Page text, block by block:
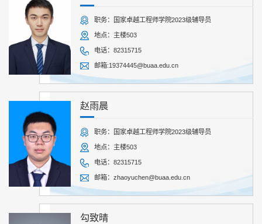
职务：国家卓越工程师学院2023级辅导员
地点：主楼503
电话：82315715
邮箱:19374445@buaa.edu.cn
赵雨晨
职务：国家卓越工程师学院2023级辅导员
地点：主楼503
电话：82315715
邮箱：zhaoyuchen@buaa.edu.cn
勾致晴